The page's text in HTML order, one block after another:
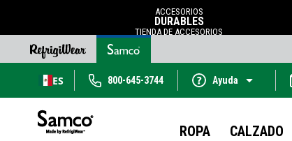
ACCESORIOS
DURABLES
TIENDA DE ACCESORIOS
ES 800-645-3744 Ayuda
ROPA CALZADO